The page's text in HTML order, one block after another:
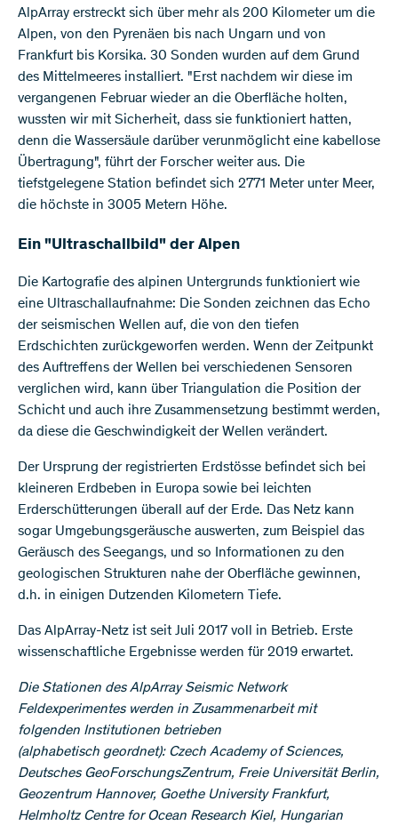
AlpArray erstreckt sich über mehr als 200 Kilometer um die
Alpen, von den Pyrenäen bis nach Ungarn und von
Frankfurt bis Korsika. 30 Sonden wurden auf dem Grund
des Mittelmeeres installiert. "Erst nachdem wir diese im
vergangenen Februar wieder an die Oberfläche holten,
wussten wir mit Sicherheit, dass sie funktioniert hatten,
denn die Wassersäule darüber verunmöglicht eine kabellose
Übertragung", führt der Forscher weiter aus. Die
tiefstgelegene Station befindet sich 2771 Meter unter Meer,
die höchste in 3005 Metern Höhe.
Ein "Ultraschallbild" der Alpen
Die Kartografie des alpinen Untergrunds funktioniert wie
eine Ultraschallaufnahme: Die Sonden zeichnen das Echo
der seismischen Wellen auf, die von den tiefen
Erdschichten zurückgeworfen werden. Wenn der Zeitpunkt
des Auftreffens der Wellen bei verschiedenen Sensoren
verglichen wird, kann über Triangulation die Position der
Schicht und auch ihre Zusammensetzung bestimmt werden,
da diese die Geschwindigkeit der Wellen verändert.
Der Ursprung der registrierten Erdstösse befindet sich bei
kleineren Erdbeben in Europa sowie bei leichten
Erderschütterungen überall auf der Erde. Das Netz kann
sogar Umgebungsgeräusche auswerten, zum Beispiel das
Geräusch des Seegangs, und so Informationen zu den
geologischen Strukturen nahe der Oberfläche gewinnen,
d.h. in einigen Dutzenden Kilometern Tiefe.
Das AlpArray-Netz ist seit Juli 2017 voll in Betrieb. Erste
wissenschaftliche Ergebnisse werden für 2019 erwartet.
Die Stationen des AlpArray Seismic Network
Feldexperimentes werden in Zusammenarbeit mit
folgenden Institutionen betrieben
(alphabetisch geordnet): Czech Academy of Sciences,
Deutsches GeoForschungsZentrum, Freie Universität Berlin,
Geozentrum Hannover, Goethe University Frankfurt,
Helmholtz Centre for Ocean Research Kiel, Hungarian